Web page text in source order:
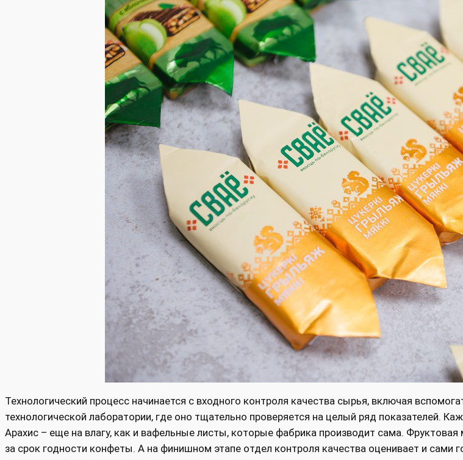
Технологический процесс начинается с входного контроля качества сырья, включая
технологической лаборатории, где оно тщательно проверяется на целый ряд показателей.
Арахис – еще на влагу, как и вафельные листы, которые фабрика производит сама.
за срок годности конфеты. А на финишном этапе отдел контроля качества оценивает и сами